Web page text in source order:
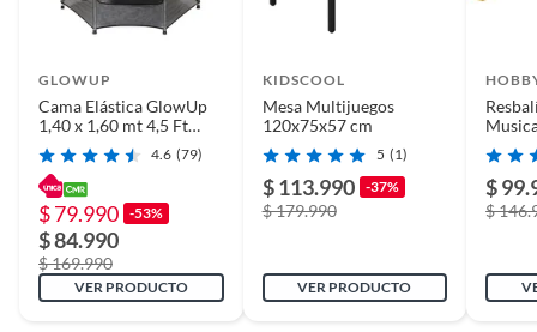
GLOWUP
Cama Elástica GlowUp
1,40 x 1,60 mt 4,5 Ft
Malla Seguridad
Superior
4.6 (79)
$ 79.990 -53%
$ 84.990
$ 169.990
VER PRODUCTO
KIDSCOOL
Mesa Multijuegos
120x75x57 cm
5 (1)
$ 113.990 -37%
$ 179.990
VER PRODUCTO
Rojo
$
$